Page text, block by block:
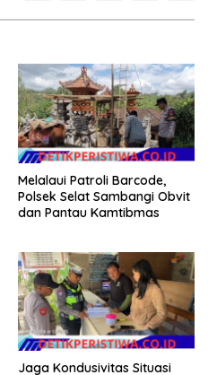
Melalaui Patroli Barcode,
Polsek Selat Sambangi Obvit
dan Pantau Kamtibmas
Jaga Kondusivitas Situasi